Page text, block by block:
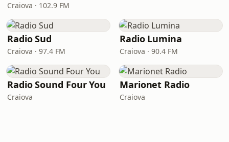
Craiova · 102.9 FM
Radio Sud
Craiova · 97.4 FM
Radio Lumina
Craiova · 90.4 FM
Radio Sound Four You
Craiova
Marionet Radio
Craiova